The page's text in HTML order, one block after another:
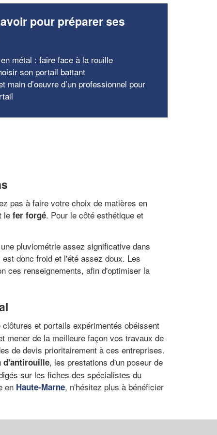
pour préparer ses
métal : faire face à la rouille
son portail battant
main d’oeuvre d’un professionnel pour
pas à faire votre choix de matières en
le fer forgé. Pour le côté esthétique et
pluviométrie assez significative dans
donc froid et l'été assez doux. Les
ces renseignements, afin d'optimiser la
et portails expérimentés obéissent
mener de la meilleure façon vos travaux de
de devis prioritairement à ces entreprises.
d'antirouille, les prestations d'un poseur de
sur les fiches des spécialistes du
en Haute-Marne, n'hésitez plus à bénéficier